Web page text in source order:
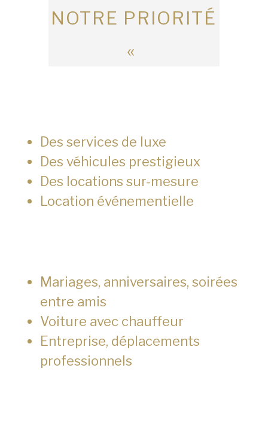
NOTRE PRIORITÉ
«
Des services de luxe
Des véhicules prestigieux
Des locations sur-mesure
Location événementielle
Mariages, anniversaires, soirées
entre amis
Voiture avec chauffeur
Entreprise, déplacements
professionnels